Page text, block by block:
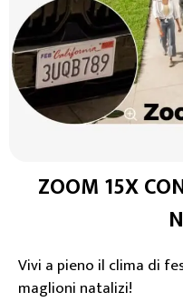
ZOOM 15X
Vivi a pieno il clima di
maglioni natalizi!